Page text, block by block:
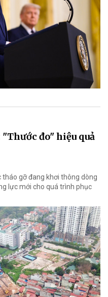
đo" hiệu quả
tháo gỡ đang khơi thông dòng
lực mới cho quá trình phục